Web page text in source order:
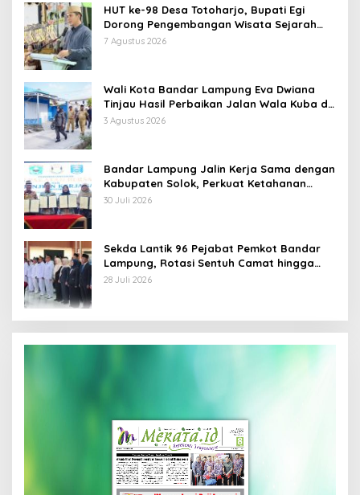
HUT ke-98 Desa Totoharjo, Bupati Egi
Dorong Pengembangan Wisata Sejarah
dan Budaya
7 Agustus 2026
Wali Kota Bandar Lampung Eva Dwiana
Tinjau Hasil Perbaikan Jalan Wala Kuba di
Way Laga
3 Agustus 2026
Bandar Lampung Jalin Kerja Sama dengan
Kabupaten Solok, Perkuat Ketahanan
Pangan dan Kendalikan Inflasi
30 Juli 2026
Sekda Lantik 96 Pejabat Pemkot Bandar
Lampung, Rotasi Sentuh Camat hingga
Lurah
28 Juli 2026